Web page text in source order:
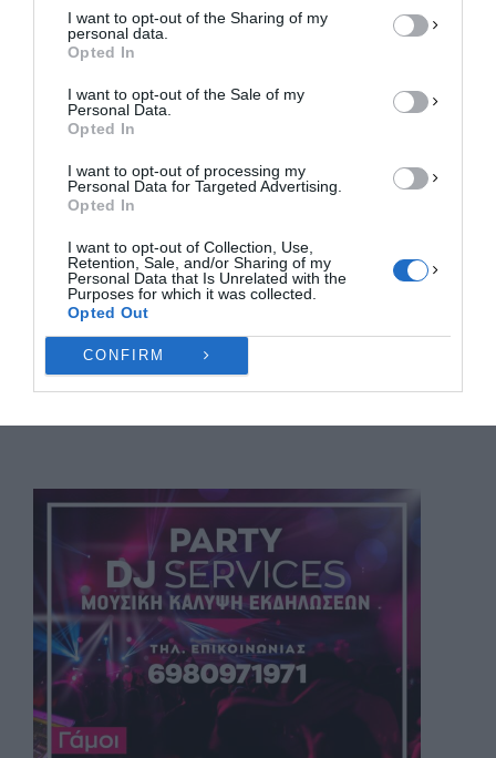
I want to opt-out of the Sharing of my
personal data.
Opted In
I want to opt-out of the Sale of my
Personal Data.
Opted In
I want to opt-out of processing my
Personal Data for Targeted Advertising.
Opted In
I want to opt-out of Collection, Use,
Retention, Sale, and/or Sharing of my
Personal Data that Is Unrelated with the
Purposes for which it was collected.
Opted Out
CONFIRM
ΠΡΟΒΟΛΉ ΠΡΟΤΙΜΉΣΕΩΝ
Πολιτική Cookies